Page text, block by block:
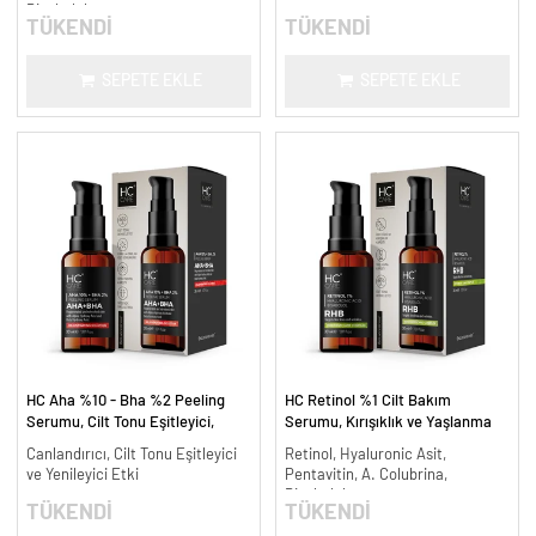
Bisabolol
TÜKENDİ TÜKENDİ
HC Aha %10 - Bha %2 Peeling
Serumu, Cilt Tonu Eşitleyici,
Canlandırıcı, Cilt Tonu Eşitleyici
ve Yenileyici Etki
TÜKENDİ
HC Retinol %1 Cilt Bakım
Serumu, Kırışıklık ve Yaşlanma
Retinol, Hyaluronic Asit,
Pentavitin, A. Colubrina,
TÜKENDİ